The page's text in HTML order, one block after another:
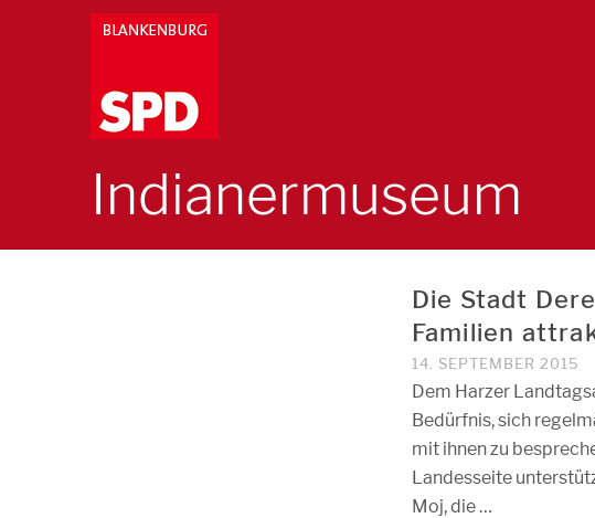
Indianermuseum
Die Stadt
Familien
14. SEPTEMBER 2015
Dem Harzer
Bedürfnis, sich
mit ihnen zu
Landesseite
Moj, die …